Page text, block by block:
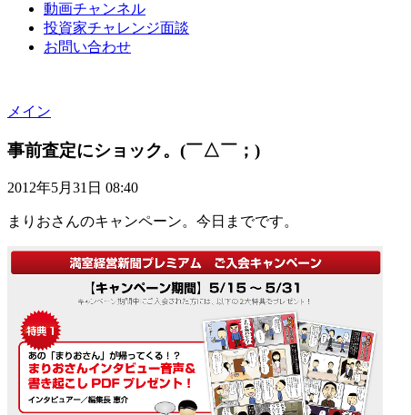
動画チャンネル
投資家チャレンジ面談
お問い合わせ
メイン
事前査定にショック。(￣△￣；)
2012年5月31日 08:40
まりおさんのキャンペーン。今日までです。